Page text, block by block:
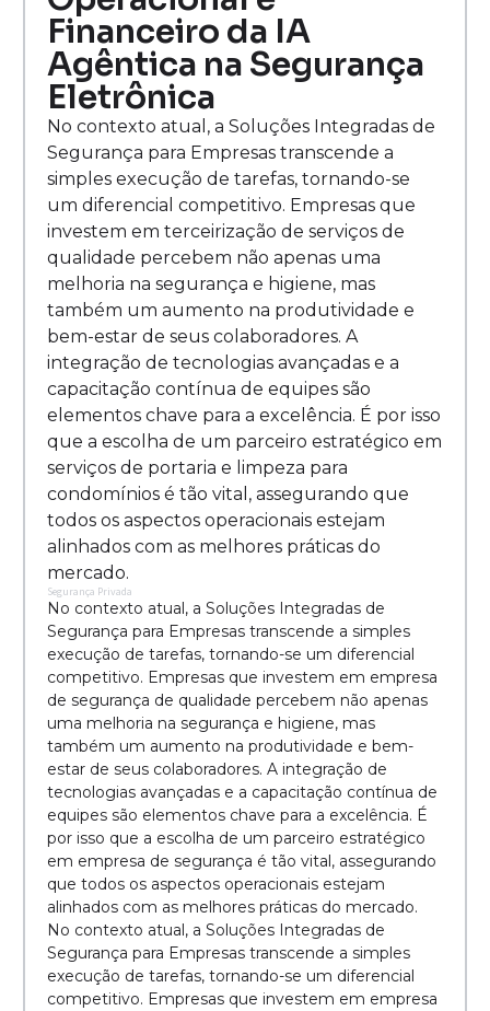
Financeiro da IA
Agêntica na Segurança
Eletrônica
No contexto atual, a Soluções Integradas de
Segurança para Empresas transcende a
simples execução de tarefas, tornando-se
um diferencial competitivo. Empresas que
investem em terceirização de serviços de
qualidade percebem não apenas uma
melhoria na segurança e higiene, mas
também um aumento na produtividade e
bem-estar de seus colaboradores. A
integração de tecnologias avançadas e a
capacitação contínua de equipes são
elementos chave para a excelência. É por isso
que a escolha de um parceiro estratégico em
serviços de portaria e limpeza para
condomínios é tão vital, assegurando que
todos os aspectos operacionais estejam
alinhados com as melhores práticas do
mercado.
Segurança Privada
No contexto atual, a Soluções Integradas de
Segurança para Empresas transcende a simples
execução de tarefas, tornando-se um diferencial
competitivo. Empresas que investem em empresa
de segurança de qualidade percebem não apenas
uma melhoria na segurança e higiene, mas
também um aumento na produtividade e bem-
estar de seus colaboradores. A integração de
tecnologias avançadas e a capacitação contínua de
equipes são elementos chave para a excelência. É
por isso que a escolha de um parceiro estratégico
em empresa de segurança é tão vital, assegurando
que todos os aspectos operacionais estejam
alinhados com as melhores práticas do mercado.
No contexto atual, a Soluções Integradas de
Segurança para Empresas transcende a simples
execução de tarefas, tornando-se um diferencial
competitivo. Empresas que investem em empresa